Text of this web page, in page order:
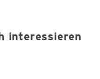
interessieren